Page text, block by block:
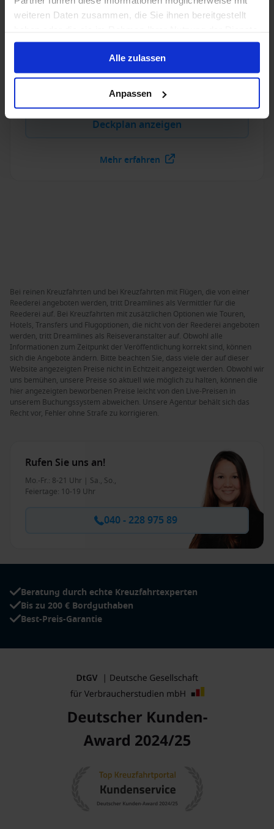
weiteren Daten zusammen, die Sie ihnen bereitgestellt
gesammelt haben.
Alle zulassen
Anpassen
Auf dem luxuriösen Segelschiff werden Sie eine
unvergesslichen Zeit erleben, welche von Harmonie
EUR
Passagiere:
Deckplan anzeigen
Mehr erfahren
Bei reinen Kreuzfahrten und bei Kreuzfahrten mit Flügen, die von einer
Reederei angeboten werden, tritt Dreamlines als Vermittler für die
Reederei auf. Bei Kreuzfahrten mit zusätzlichen Optionen wie Touren,
Hotels, Transfers und Flugoptionen, die nicht von der Reederei angeboten
werden, tritt Dreamlines als Reiseveranstalter auf. Obwohl alle
Informationen zum Zeitpunkt der Veröffentlichung korrekt sind, können
sich die Angebote ändern. Bitte beachten Sie, dass viele der auf dieser
Website angezeigten Preise nicht in Echtzeit angezeigt werden. Obwohl wir
uns bemühen, unsere Preise so aktuell wie möglich zu halten, können die
hier angezeigten beworbenen Preise leicht von den Live-Preisen in
unserem Buchungssystem abweichen. Unsere Agentur behält sich das
Recht vor, Fehler ohne Strafe zu korrigieren.
Rufen Sie uns an!
Mo.-Fr.: 8-21 Uhr | Sa., So.,
Feiertage: 10-19 Uhr
040 - 228 975 89
Beratung durch echte Kreuzfahrtexperten
Bis zu 200 € Bordguthaben
Best-Preis-Garantie